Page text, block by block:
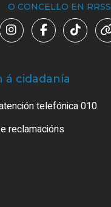
O CONCELLO EN RRSS
á cidadanía
telefónica 010
reclamacións